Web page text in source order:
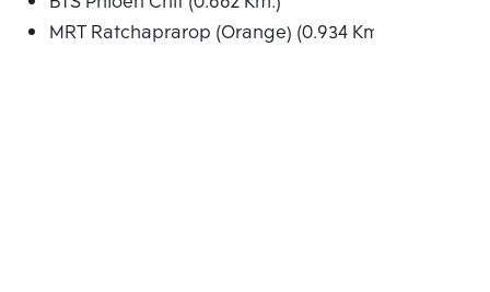
MRT Ratchaprarop (Orange) (0.934 Km.)